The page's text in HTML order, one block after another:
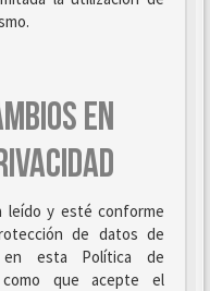
EN
leído y esté conforme
de datos de
en esta Política de
que acepte el